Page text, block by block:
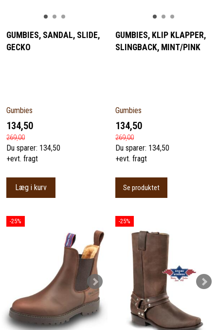
GUMBIES, SANDAL, SLIDE,
GECKO
Gumbies
134,50
269,00
Du sparer: 134,50
+evt. fragt
Læg i kurv
GUMBIES, KLIP KLAPPER,
SLINGBACK, MINT/PINK
Gumbies
134,50
269,00
Du sparer: 134,50
+evt. fragt
Se produktet
-25% -25%